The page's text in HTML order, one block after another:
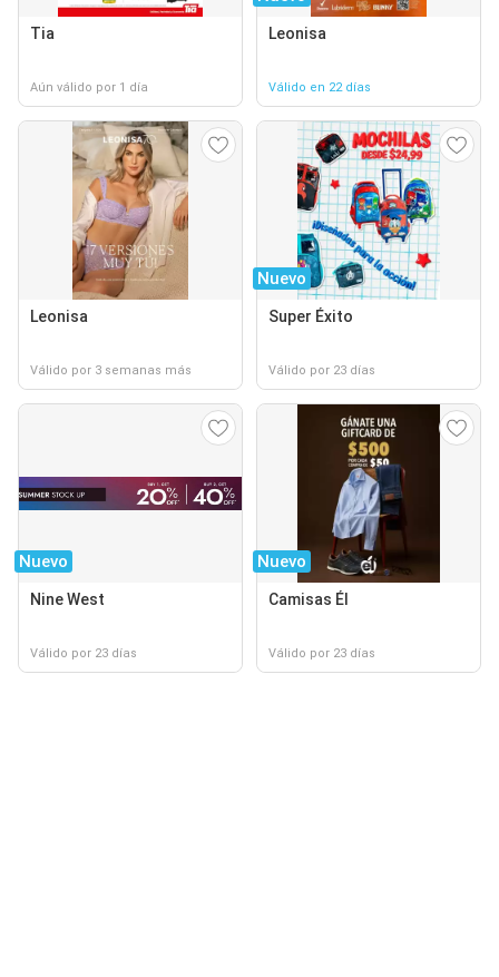
Tia
Aún válido por 1 día
Leonisa
Válido en 22 días
Leonisa
Válido por 3 semanas más
Nuevo
Super Éxito
Válido por 23 días
Nuevo
Nine West
Válido por 23 días
Nuevo
Camisas Él
Válido por 23 días